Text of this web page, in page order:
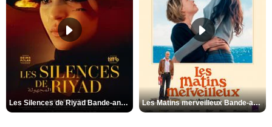
Les Silences de Riyad Bande-annonce VO STFR Les Matins merveilleux Bande-annonce VF